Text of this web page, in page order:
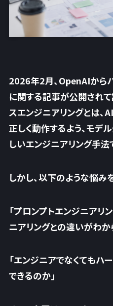
2026年2月、OpenAIから
に関する記事が公開され
スエンジニアリングとは、
正しく動作するよう、モ
しいエンジニアリング手法
しかし、以下のような悩み
「プロンプトエンジニアリ
ニアリングとの違いがわか
「エンジニアでなくてもハ
できるのか」